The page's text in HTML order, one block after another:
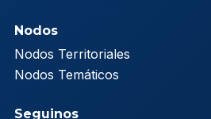
Nodos
Nodos Territoriales
Nodos Temáticos
Seguinos